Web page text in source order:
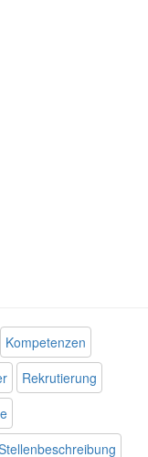
Kompetenzen
Rekrutierung